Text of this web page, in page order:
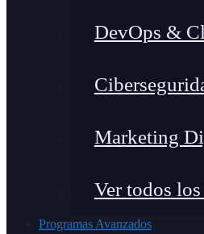
DevOps &
Marketing
Ver todos
Programas Avanzados